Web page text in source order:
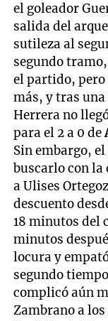
el goleador
salida del
sutileza al
segundo
el partido, pero
más, y tras
Herrera no
para el 2 a 0 de
Sin embargo,
buscarlo con
a Ulises
descuento
18 minutos del
minutos
locura y
segundo
complicó aún
Zambrano a